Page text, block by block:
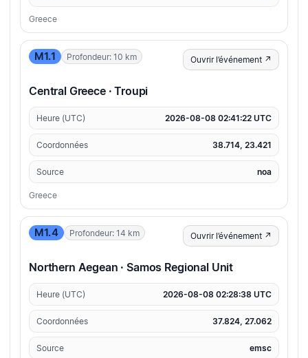
Greece
M1.1 Profondeur: 10 km Ouvrir l’événement ↗
Central Greece · Troupi
Heure (UTC) 2026-08-08 02:41:22 UTC
Coordonnées 38.714, 23.421
Source noa
Greece
M1.4 Profondeur: 14 km Ouvrir l’événement ↗
Northern Aegean · Samos Regional Unit
Heure (UTC) 2026-08-08 02:28:38 UTC
Coordonnées 37.824, 27.062
Source emsc